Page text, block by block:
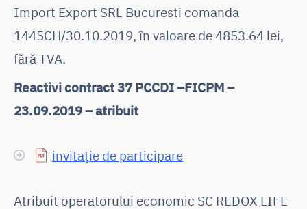
Import Export SRL Bucuresti comanda
1445CH/30.10.2019, în valoare de 4853.64 lei,
fără TVA.
Reactivi contract 37 PCCDI –FICPM –
23.09.2019 – atribuit
invitație de participare
Atribuit operatorului economic SC REDOX LIFE